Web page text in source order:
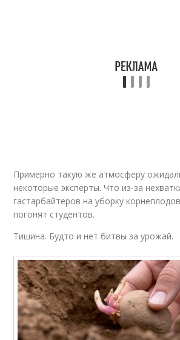
Примерно такую же атмосферу
некоторые эксперты. Что из-за
гастарбайтеров на уборку
погонят студентов.
Тишина. Будто и нет битвы за урожай.